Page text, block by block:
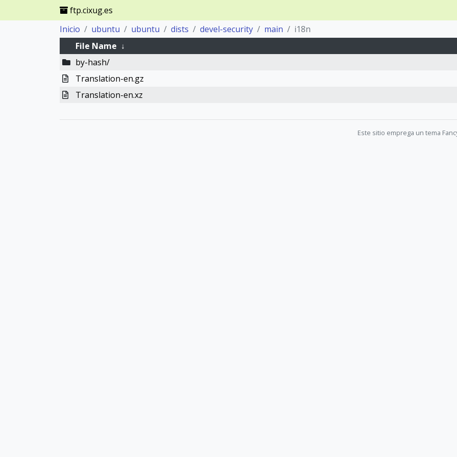
ftp.cixug.es
Inicio
ubuntu ubuntu dists devel-security main
i18n
File Name ↓
by-hash/
Translation-en.gz
Translation-en.xz
Este sitio emprega un tema